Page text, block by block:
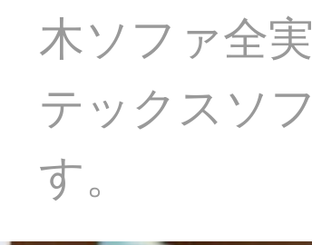
木ソファ全
テックスソ
す。